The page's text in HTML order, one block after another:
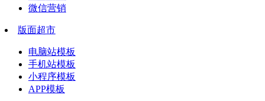
微信营销
版面超市
电脑站模板
手机站模板
小程序模板
APP模板